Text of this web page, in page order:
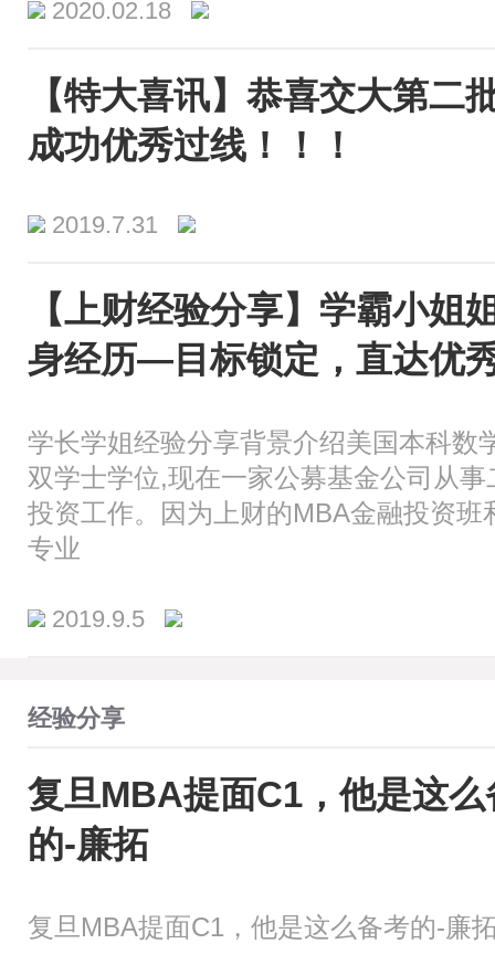
2020.02.18
【特大喜讯】恭喜交大第二
成功优秀过线！！！
2019.7.31
【上财经验分享】学霸小姐
身经历—目标锁定，直达优
学长学姐经验分享背景介绍美国本科数
双学士学位,现在一家公募基金公司从事
投资工作。因为上财的MBA金融投资班
专业
2019.9.5
经验分享
复旦MBA提面C1，他是这么
的-廉拓
复旦MBA提面C1，他是这么备考的-廉